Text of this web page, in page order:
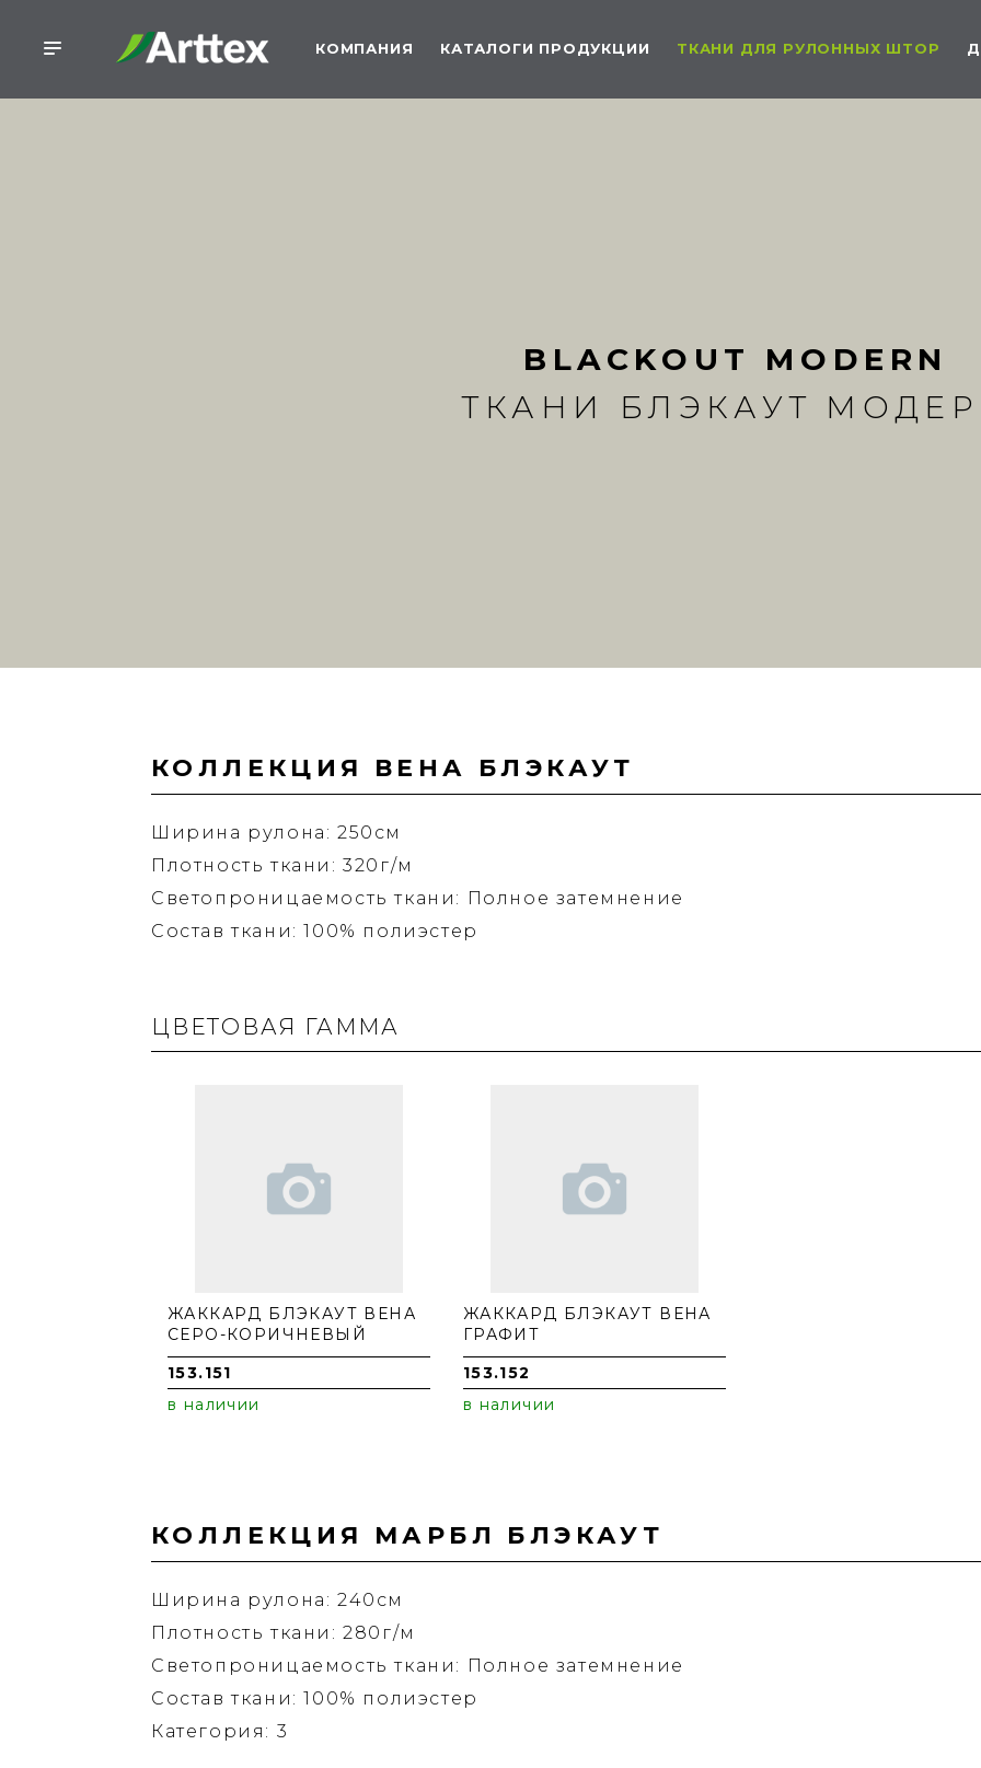
КОМПАНИЯ КАТАЛОГИ ПРОДУКЦИИ ТКАНИ ДЛЯ РУЛОННЫХ ШТОР
BLACKOUT MODERN
ТКАНИ БЛЭКАУТ
КОЛЛЕКЦИЯ ВЕНА БЛЭКАУТ
Ширина рулона: 250см
Плотность ткани: 320г/м
Светопроницаемость ткани: Полное затемнение
Состав ткани: 100% полиэстер
ЦВЕТОВАЯ ГАММА
ЖАККАРД БЛЭКАУТ ВЕНА
СЕРО-КОРИЧНЕВЫЙ
153.151
в наличии
ЖАККАРД БЛЭКАУТ ВЕНА
ГРАФИТ
153.152
в наличии
КОЛЛЕКЦИЯ МАРБЛ БЛЭКАУТ
Ширина рулона: 240см
Плотность ткани: 280г/м
Светопроницаемость ткани: Полное затемнение
Состав ткани: 100% полиэстер
Категория: 3